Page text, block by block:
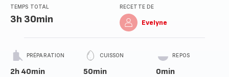
TEMPS TOTAL
3h 30min
RECETTE DE
Evelyne
PRÉPARATION
2h 40min
CUISSON
50min
REPOS
0min